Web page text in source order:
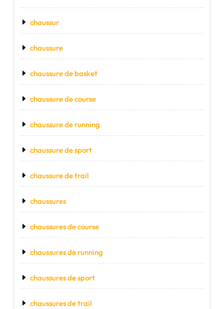
chaussur
chaussure
chaussure de basket
chaussure de course
chaussure de running
chaussure de sport
chaussure de trail
chaussures
chaussures de course
chaussures de running
chaussures de sport
chaussures de trail